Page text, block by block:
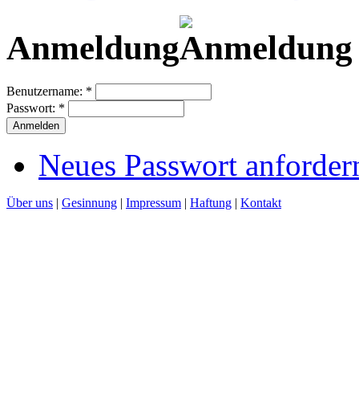
Anmeldung
Benutzername: *
Passwort: *
Neues Passwort
Über uns | Gesinnung | Impressum | Haftung | Kontakt